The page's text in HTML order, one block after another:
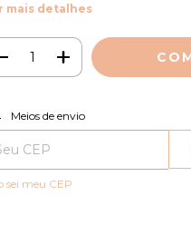
mais detalhes
para o CEP:
Meios de envio
sei meu CEP